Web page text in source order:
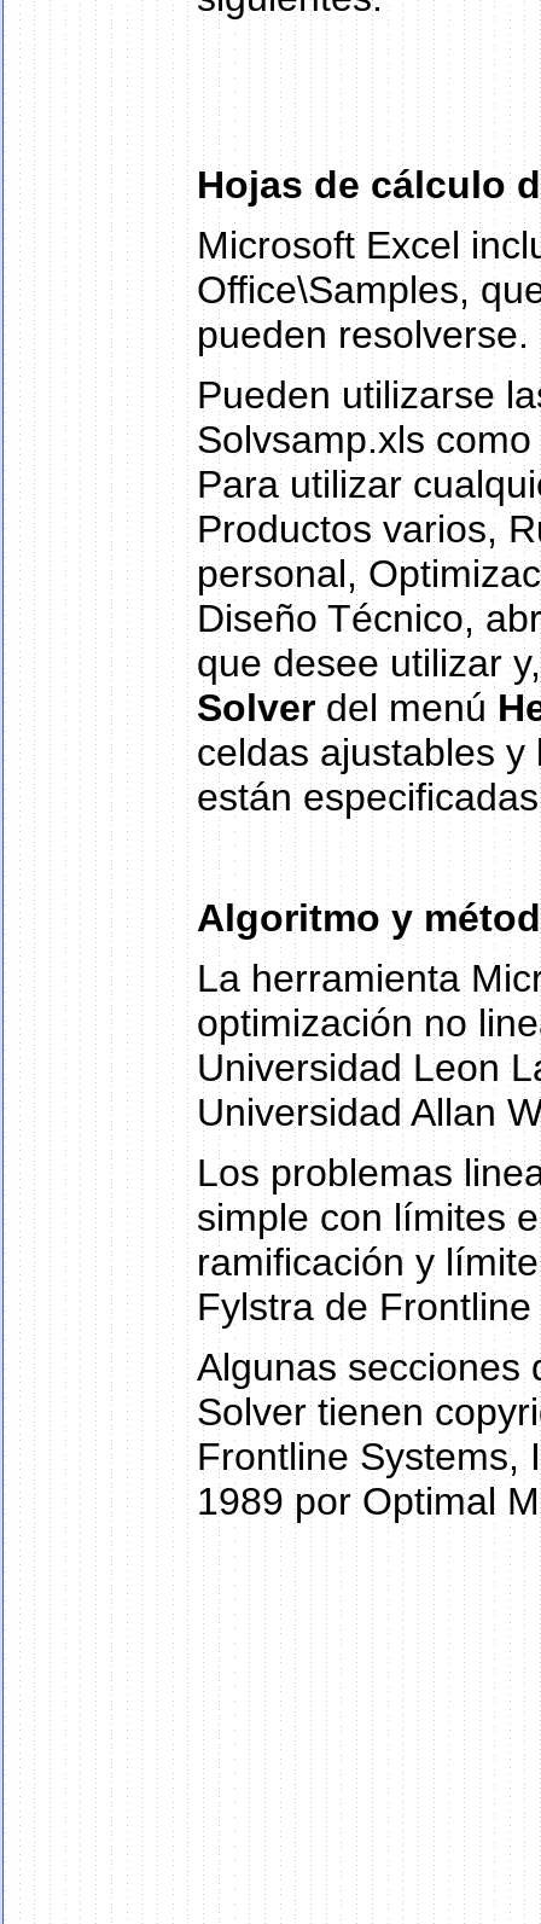
Hojas de cálculo
Microsoft Excel
Office\Samples,
pueden resolverse.
Pueden utilizarse
Solvsamp.xls
Para utilizar
Productos varios,
personal,
Diseño Técnico,
que desee utilizar
Solver del menú
celdas ajustables
están
Algoritmo y
La herramienta
optimización no
Universidad Leon
Universidad Allan
Los problemas
simple con límites
ramificación y
Fylstra de
Algunas secciones
Solver tienen
Frontline Systems,
1989 por Optimal